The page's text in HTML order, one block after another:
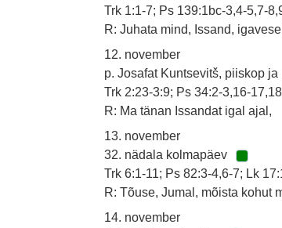
Trk 1:1-7; Ps 139:1bc-3,4-5,7-
R: Juhata mind, Issand,
12. november
p. Josafat Kuntsevitš, piiskop ja
Trk 2:23-3:9; Ps 34:2-3,16-
R: Ma tänan Issandat igal ajal,
13. november
32. nädala kolmapäev
Trk 6:1-11; Ps 82:3-4,6-7; Lk
R: Tõuse, Jumal, mõista kohut
14. november